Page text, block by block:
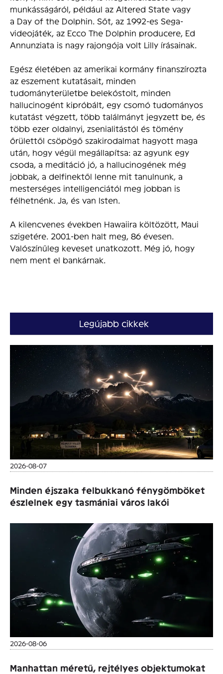
munkásságáról, például az Altered State vagy
a Day of the Dolphin. Sőt, az 1992-es Sega-
videojáték, az Ecco The Dolphin producere, Ed
Annunziata is nagy rajongója volt Lilly írásainak.
Egész életében az amerikai kormány finanszírozta
az eszement kutatásait, minden
tudományterületbe belekóstolt, minden
hallucinogént kipróbált, egy csomó tudományos
kutatást végzett, több találmányt jegyzett be, és
több ezer oldalnyi, zsenialitástól és tömény
őrülettől csöpögő szakirodalmat hagyott maga
után, hogy végül megállapítsa: az agyunk egy
csoda, a meditáció jó, a hallucinogének még
jobbak, a delfinektől lenne mit tanulnunk, a
mesterséges intelligenciától meg jobban is
félhetnénk. Ja, és van Isten.
A kilencvenes években Hawaiira költözött, Maui
szigetére. 2001-ben halt meg, 86 évesen.
Valószínűleg keveset unatkozott. Még jó, hogy
nem ment el bankárnak.
Legújabb cikkek
2026-08-07
Minden éjszaka felbukkanó fénygömböket
észlelnek egy tasmániai város lakói
2026-08-06
Manhattan méretű, rejtélyes objektumokat